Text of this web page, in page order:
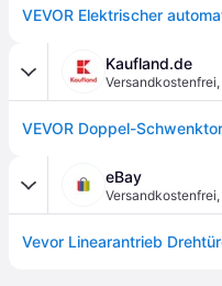
Kaufland.de
Versandkostenfrei,
eBay
Versandkostenfrei,